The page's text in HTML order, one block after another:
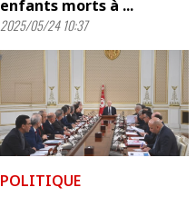
enfants morts à ...
2025/05/24 10:37
POLITIQUE